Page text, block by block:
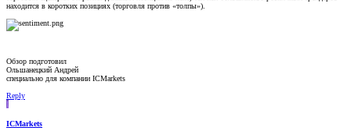
находится в коротких позициях (торговля против «толпы»).
Обзор подготовил
Ольшанецкий Андрей
специально для компании ICMarkets
Reply
ICMarkets